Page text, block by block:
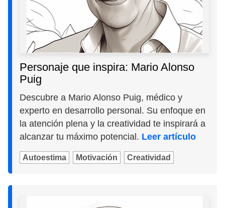
Personaje que inspira: Mario Alonso
Puig
Descubre a Mario Alonso Puig, médico y
experto en desarrollo personal. Su enfoque en
la atención plena y la creatividad te inspirará a
alcanzar tu máximo potencial. Leer artículo
Autoestima Motivación Creatividad